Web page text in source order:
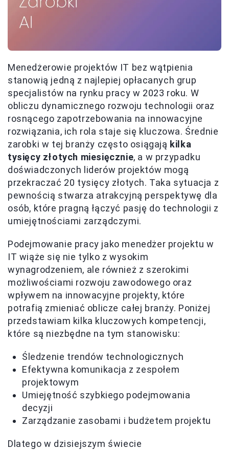
Menedżerowie projektów IT bez wątpienia
stanowią jedną z najlepiej opłacanych grup
specjalistów na rynku pracy w 2023 roku. W
obliczu dynamicznego rozwoju technologii oraz
rosnącego zapotrzebowania na innowacyjne
rozwiązania, ich rola staje się kluczowa. Średnie
zarobki w tej branży często osiągają kilka
tysięcy złotych miesięcznie, a w przypadku
doświadczonych liderów projektów mogą
przekraczać 20 tysięcy złotych. Taka sytuacja z
pewnością stwarza atrakcyjną perspektywę dla
osób, które pragną łączyć pasję do technologii z
umiejętnościami zarządczymi.
Podejmowanie pracy jako menedżer projektu w
IT wiąże się nie tylko z wysokim
wynagrodzeniem, ale również z szerokimi
możliwościami rozwoju zawodowego oraz
wpływem na innowacyjne projekty, które
potrafią zmieniać oblicze całej branży. Poniżej
przedstawiam kilka kluczowych kompetencji,
które są niezbędne na tym stanowisku:
Śledzenie trendów technologicznych
Efektywna komunikacja z zespołem
projektowym
Umiejętność szybkiego podejmowania
decyzji
Zarządzanie zasobami i budżetem projektu
Dlatego w dzisiejszym świecie